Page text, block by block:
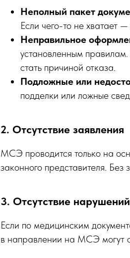
Неполный пакет
Если чего-то не хватает
Неправильное
установленным
стать причиной отказа.
Подложные или
подделки или ложные
2. Отсутствие заявления
МСЭ проводится только на
законного представителя. Без
3. Отсутствие
Если по медицинским
в направлении на МСЭ могут